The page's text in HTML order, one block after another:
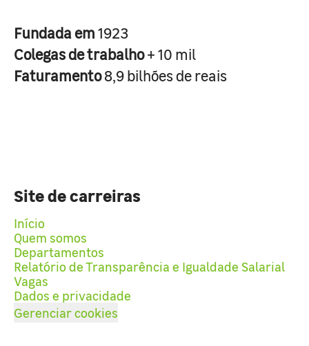
Fundada em1923
Colegas de trabalho+ 10 mil
Faturamento8,9 bilhões de reais
Site de carreiras
Início
Quem somos
Departamentos
Relatório de Transparência e Igualdade Salarial
Vagas
Dados e privacidade
Gerenciar cookies